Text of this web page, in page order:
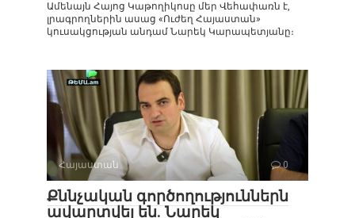
Ամենայն Հայոց Կաթողիկոսը մեր Վեհափառն է,
լրագրողներին ասաց «Ուժեղ Հայաստան»
կուսակցության անդամ Նարեկ Կարապետյանը։
Հայաստան 0
Քննչական գործողություններն
ավարտվել են. Նարեկ